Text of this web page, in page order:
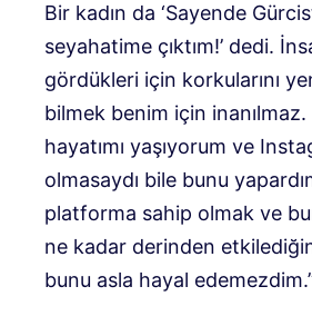
Bir kadın da ‘Sayende
seyahatime çıktım!’ dedi.
gördükleri için korkularını
bilmek benim için
hayatımı yaşıyorum ve
olmasaydı bile bunu
platforma sahip olmak ve
ne kadar derinden
bunu asla hayal